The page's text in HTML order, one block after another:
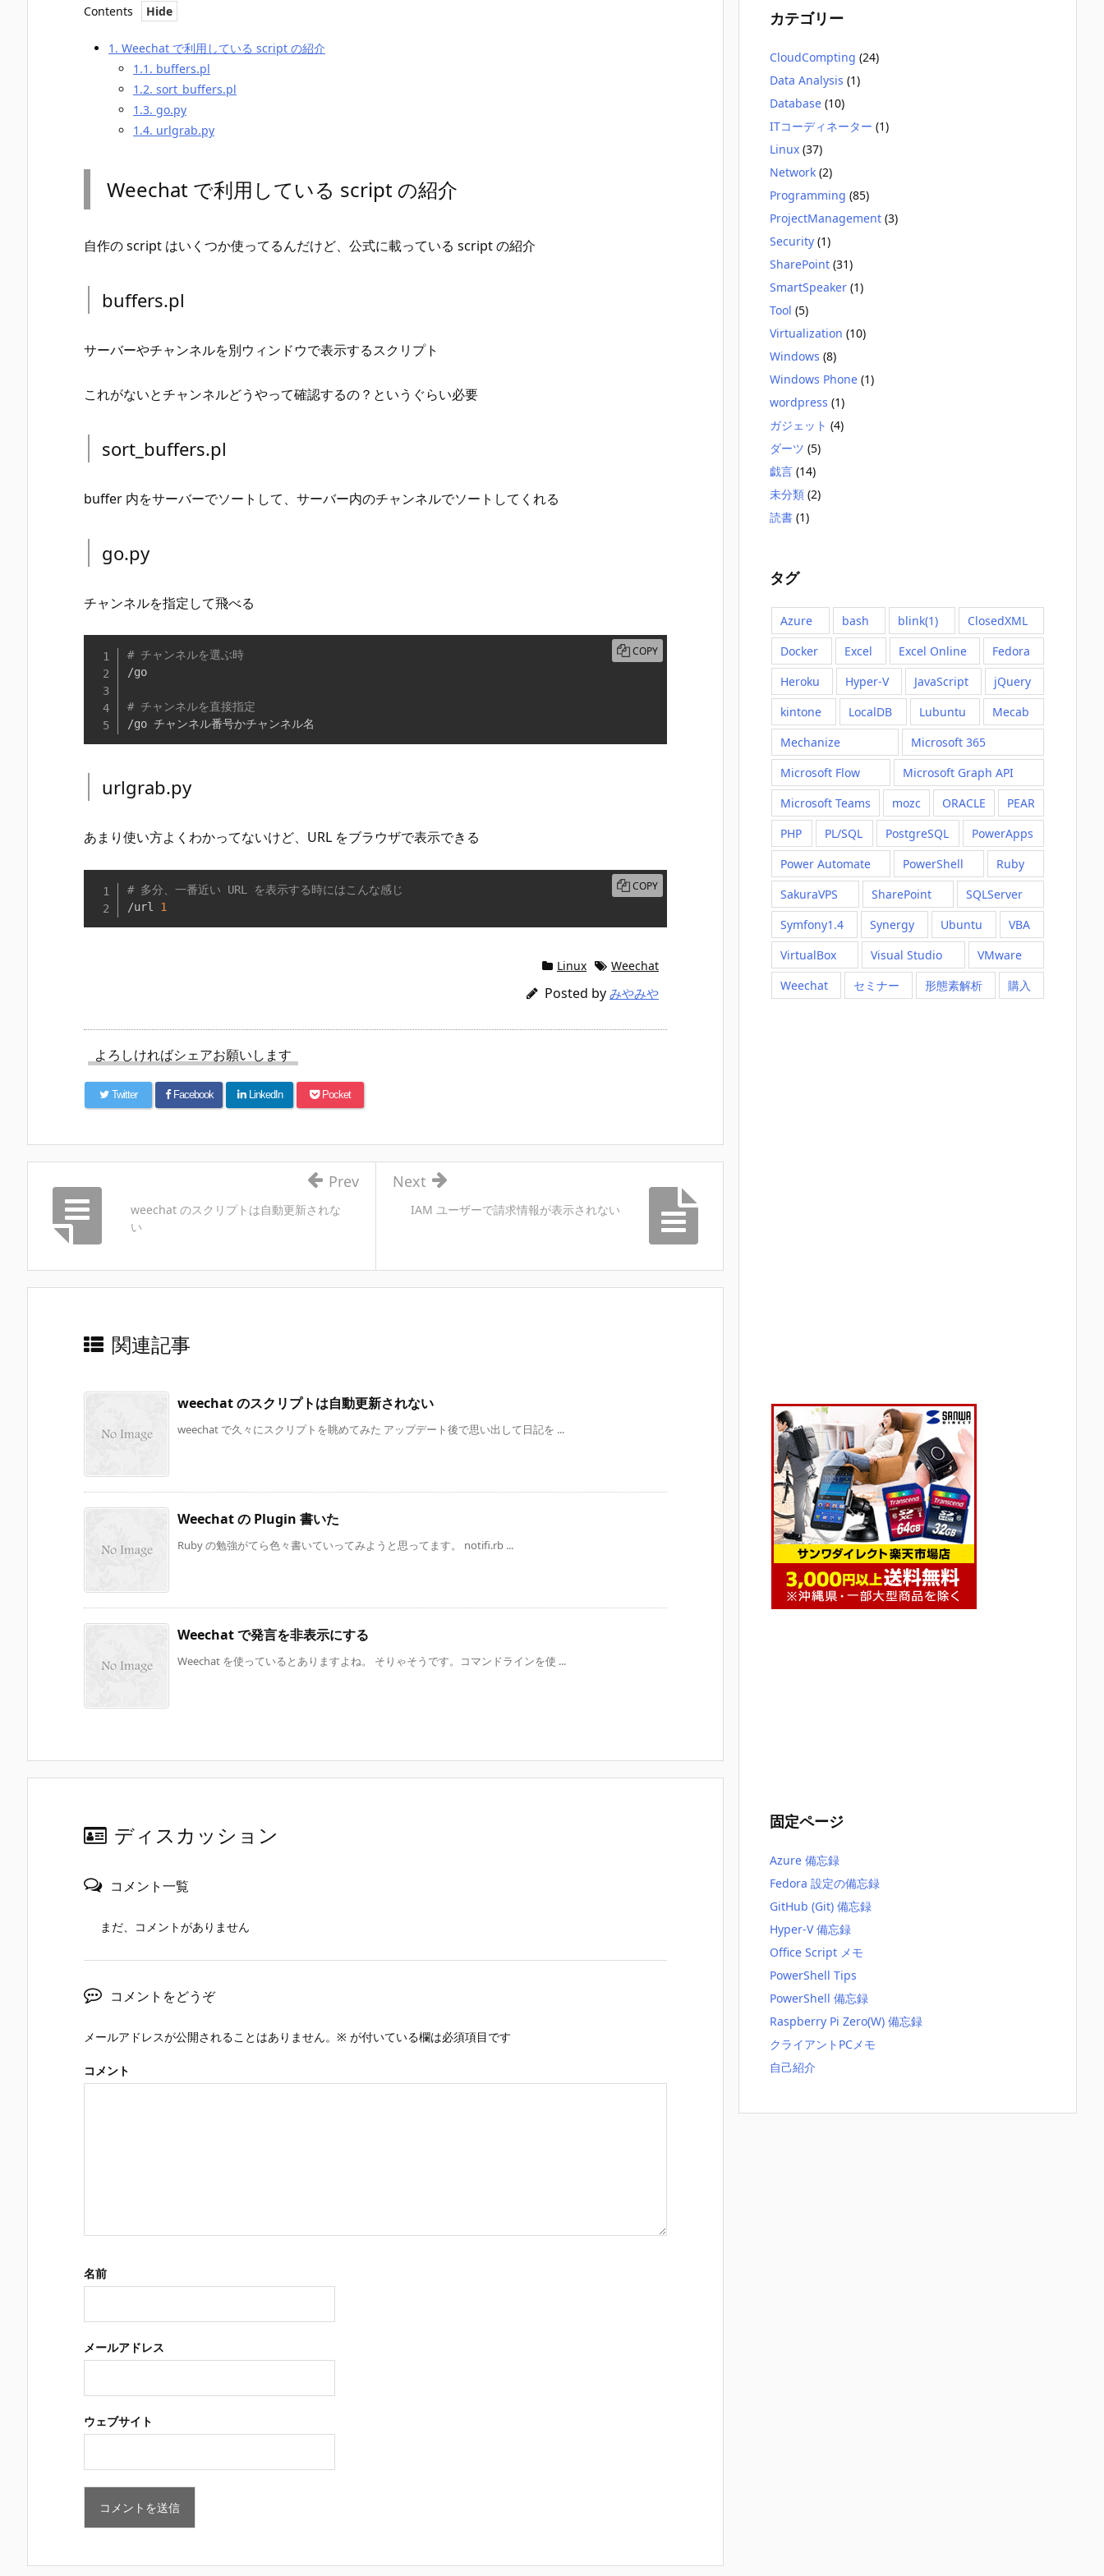
Contents
1. Weechat で利用している script の紹介
1.1. buffers.pl
1.2. sort_buffers.pl
1.3. go.py
1.4. urlgrab.py
Weechat で利用している script の紹介
自作の script はいくつか使ってるんだけど、公式に載っている script の紹介
buffers.pl
サーバーやチャンネルを別ウィンドウで表示するスクリプト
これがないとチャンネルどうやって確認するの？というぐらい必要
sort_buffers.pl
buffer 内をサーバーでソートして、サーバー内のチャンネルでソートしてくれる
go.py
チャンネルを指定して飛べる
# チャンネルを選ぶ時
/go
# チャンネルを直接指定
/go チャンネル番号かチャンネル名
COPY
urlgrab.py
あまり使い方よくわかってないけど、URL をブラウザで表示できる
# 多分、一番近い URL を表示する時にはこんな感じ
/url 1
COPY
Linux Weechat
Posted by みやみや
よろしければシェアお願いします
Twitter Facebook LinkedIn Pocket
IAM ユーザーで請求情報が表示されない
Next
weechat のスクリプトは自動更新されな
い
Prev
関連記事
weechat のスクリプトは自動更新されない
weechat で久々にスクリプトを眺めてみた アップデート後で思い出して日記を ...
Weechat の Plugin 書いた
Ruby の勉強がてら色々書いていってみようと思ってます。 notifi.rb ...
Weechat で発言を非表示にする
Weechat を使っているとありますよね。 そりゃそうです。コマンドラインを使 ...
ディスカッション
コメント一覧
まだ、コメントがありません
コメントをどうぞ
メールアドレスが公開されることはありません。 ※ が付いている欄は必須項目です
コメント
名前
メールアドレス
ウェブサイト
カテゴリー
CloudCompting (24)
Data Analysis (1)
Database (10)
ITコーディネーター (1)
Linux (37)
Network (2)
Programming (85)
ProjectManagement (3)
Security (1)
SharePoint (31)
SmartSpeaker (1)
Tool (5)
Virtualization (10)
Windows (8)
Windows Phone (1)
wordpress (1)
ガジェット (4)
ダーツ (5)
戯言 (14)
未分類 (2)
読書 (1)
タグ
Azure bash blink(1)
ClosedXML
Docker
Excel Excel Online
Fedora
Heroku
Hyper-V JavaScript
jQuery
kintone
LocalDB Lubuntu
Mecab
Mechanize
Microsoft 365
Microsoft Flow
Microsoft Graph API
Microsoft Teams
mozc ORACLE
PEAR
PHP
PL/SQL PostgreSQL
PowerApps
Power Automate
PowerShell
Ruby
SakuraVPS
SharePoint
SQLServer
Symfony1.4
Synergy Ubuntu
VBA
VirtualBox
Visual Studio
VMware
Weechat
セミナー 形態素解析 購入
固定ページ
Azure 備忘録
Fedora 設定の備忘録
GitHub (Git) 備忘録
Hyper-V 備忘録
Office Script メモ
PowerShell Tips
PowerShell 備忘録
Raspberry Pi Zero(W) 備忘録
クライアントPCメモ
自己紹介